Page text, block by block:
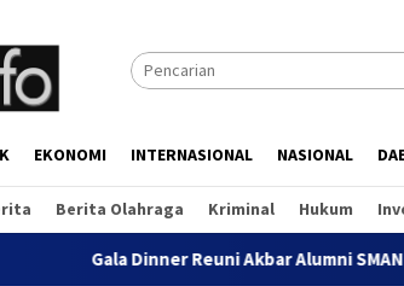
EKONOMI INTERNASIONAL NASIONAL
Berita Olahraga Kriminal Hukum
Dinner Reuni Akbar Alumni SMANDA